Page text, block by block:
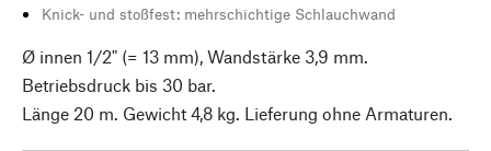
Knick- und stoßfest: mehrschichtige Schlauchwand
Ø innen 1/2" (= 13 mm), Wandstärke 3,9 mm.
Betriebsdruck bis 30 bar.
Länge 20 m. Gewicht 4,8 kg. Lieferung ohne Armaturen.